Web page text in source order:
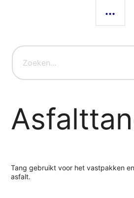
...
Tang gebruikt voor het vastpakken
asfalt.